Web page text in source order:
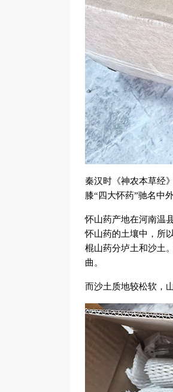
秦汉时《神农本草经
膝“四大怀药”驰名中外
怀山药产地在河南温
怀山药的土壤中，所
棍山药分垆土和沙土
曲。
而沙土质地较松软，